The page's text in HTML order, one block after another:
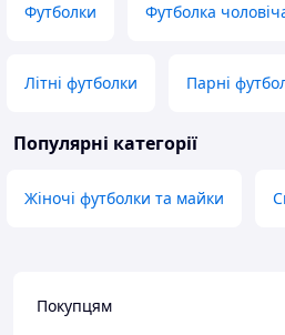
Футболки Футболка
Літні футболки Парні
Популярні категорії
Жіночі футболки та майки
Покупцям